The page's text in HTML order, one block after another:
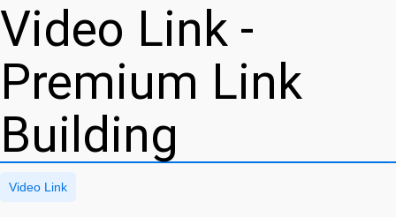
Video Link -
Premium Link
Building
Video Link